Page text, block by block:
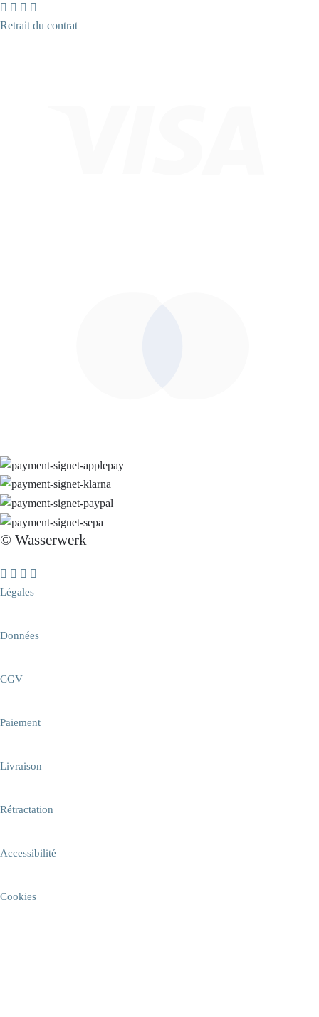
Retrait du contrat
© Wasserwerk
Légales
|
Données
|
CGV
|
Paiement
|
Livraison
|
Rétractation
|
Accessibilité
|
Cookies